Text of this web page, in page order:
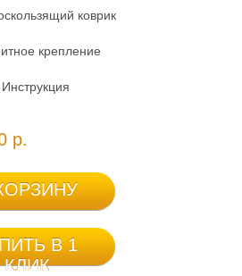
коврик
крепление
Инструкция
р.
В 1
КЛИК